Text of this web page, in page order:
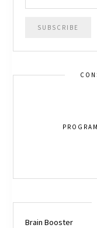
Brain Booster